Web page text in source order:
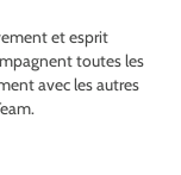
et esprit
toutes les
avec les autres